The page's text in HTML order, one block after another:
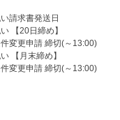
請求書発送日
【20日締め】
変更申請 締切(～13:00)
【月末締め】
変更申請 締切(～13:00)